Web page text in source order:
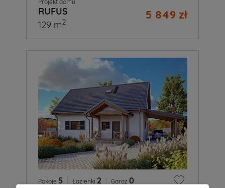
Projekt domu
RUFUS 5 849 zł
129 m2
Pokoje 5 Łazienki 2 Garaż 0